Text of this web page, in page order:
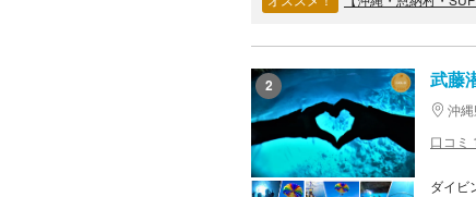
2 武藤
沖
口コミ
ダイビ